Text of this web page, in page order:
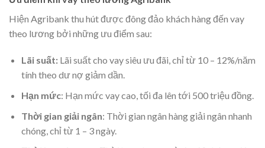
Hiện Agribank thu hút được đông đảo khách hàng đến vay
theo lương bởi những ưu điểm sau:
Lãi suất:Lãi suất cho vay siêu ưu đãi, chỉ từ 10 – 12%/năm
tính theo dư nợ giảm dần.
Hạn mức: Hạn mức vay cao, tối đa lên tới 500 triệu đồng.
Thời gian giải ngân: Thời gian ngân hàng giải ngân nhanh
chóng, chỉ từ 1 – 3 ngày.